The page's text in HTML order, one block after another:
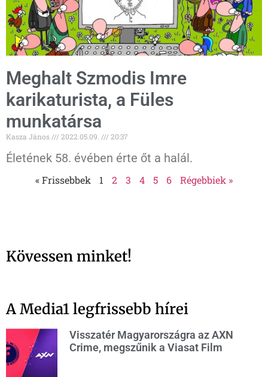
Meghalt Szmodis Imre
karikaturista, a Füles
munkatársa
Kasza János 2022.05.09. 20:37
Életének 58. évében érte őt a halál.
« Frissebbek 1 2 3 4 5 6 Régebbiek »
Kövessen minket!
A Media1 legfrissebb hírei
Visszatér Magyarországra az AXN
Crime, megszűnik a Viasat Film